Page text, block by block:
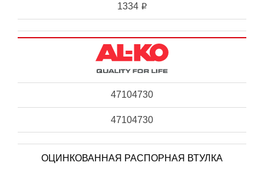
1334 i
47104730
47104730
ОЦИНКОВАННАЯ РАСПОРНАЯ ВТУЛКА